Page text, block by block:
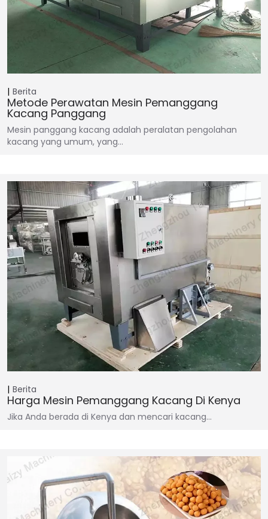
Berita
Metode Perawatan Mesin Pemanggang
Kacang Panggang
Mesin panggang kacang adalah peralatan pengolahan
kacang yang umum, yang…
Berita
Harga Mesin Pemanggang Kacang Di Kenya
Jika Anda berada di Kenya dan mencari kacang…